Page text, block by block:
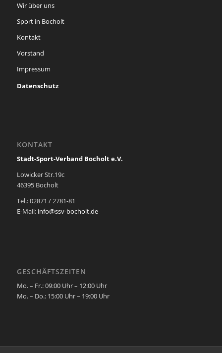
Wir über uns
Sport in Bocholt
Kontakt
Vorstand
Impressum
Datenschutz
KONTAKT
Stadt-Sport-Verband Bocholt e.V.
Lowicker Str.19c
46395 Bocholt
Tel.: 02871 / 2781-81
E-Mail: info@ssv-bocholt.de
GESCHÄFTSZEITEN
Mo. – Fr.: 09:00 Uhr – 12:00 Uhr
Mo. – Do.: 15:00 Uhr – 19:00 Uhr